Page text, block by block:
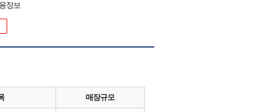
정보
매장규모